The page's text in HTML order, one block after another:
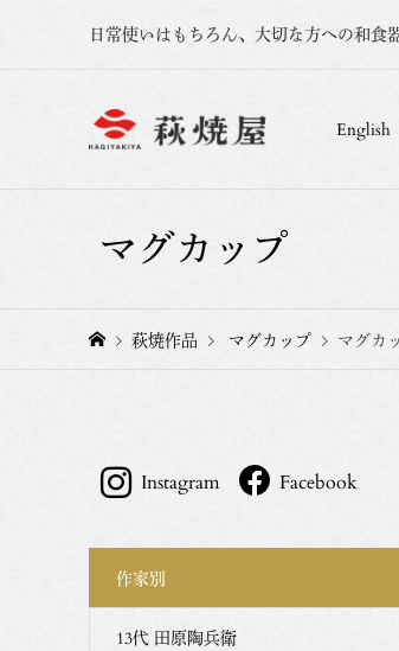
日常使いはもちろん、大切な方への和食
English
マグカップ
萩焼作品 マグカップ マグカ
Instagram Facebook
作家別
13代 田原陶兵衛